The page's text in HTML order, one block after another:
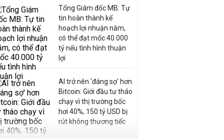
Tổng Giám đốc MB: Tự
tin hoàn thành kế
hoạch lợi nhuận năm,
có thể đạt mốc 40.000
tỷ nếu tình hình thuận
lợi
AI trở nên 'đáng sợ' hơn
Bitcoin: Giới đầu tư tháo
chạy vì thị trường bốc
hơi 40%, 150 tỷ USD bị
rút không thương tiếc